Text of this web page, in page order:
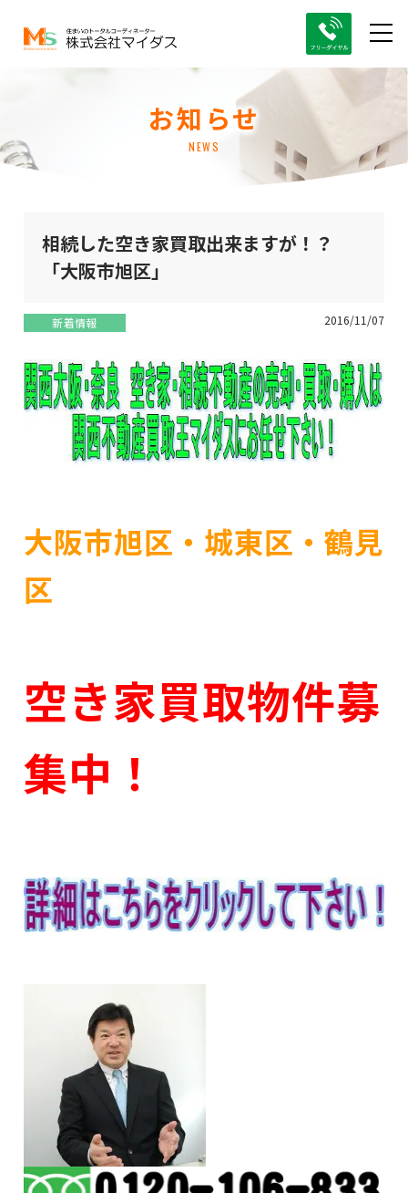
お知らせ
NEWS
相続した空き家買取出来ますが！？
「大阪市旭区」
新着情報 2016/11/07
大阪市旭区・城東区・鶴見
区
空き家買取物件募
集中！